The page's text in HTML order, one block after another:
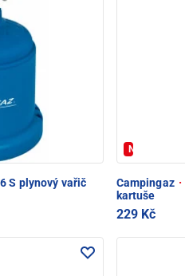
S plynový vařič
Novinka
Campingaz ·
kartuše
229 Kč